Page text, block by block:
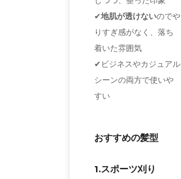
✔地肌が透けないのでや
りすぎ感がなく、落ち
着いた雰囲気
✔ビジネスやカジュアル
シーンの両方で使いや
すい
おすすめの髪型
1.スポーツ刈り